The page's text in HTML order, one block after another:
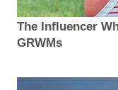
The Influencer
GRWMs